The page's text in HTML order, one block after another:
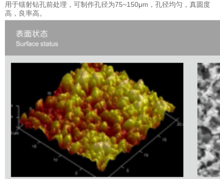
用于镭射钻孔前处理，可制作孔径为75~150μm，孔径均匀，真圆度
高，良率高。